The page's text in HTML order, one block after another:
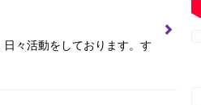
々活動をしております。す